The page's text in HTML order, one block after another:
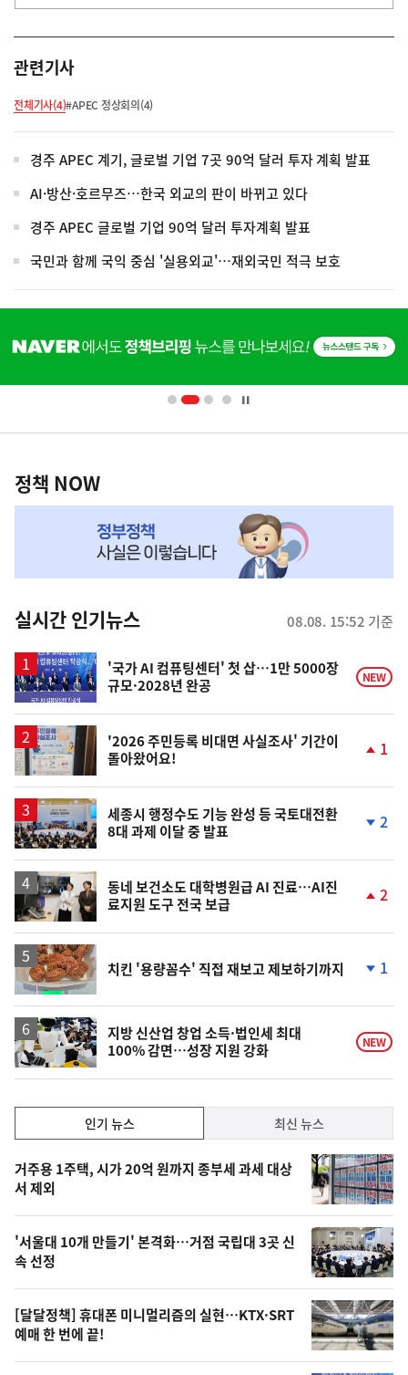
관련기사
전체기사(4)#APEC 정상회의(4)
경주 APEC 계기, 글로벌 기업 7곳 90억 달러 투자 계획 발표
AI·방산·호르무즈…한국 외교의 판이 바뀌고 있다
경주 APEC 글로벌 기업 90억 달러 투자계획 발표
국민과 함께 국익 중심 '실용외교'…재외국민 적극 보호
단
영
책
NOW,
뉴
스
정책 NOW
실시간 인기뉴스 08.08. 15:52 기준
'국가 AI 컴퓨팅센터' 첫 삽…1만 5000장
규모·2028년 완공
NEW
'2026 주민등록 비대면 사실조사' 기간이
돌아왔어요!
상
1
세종시 행정수도 기능 완성 등 국토대전환
8대 과제 이달 중 발표
하
2
동네 보건소도 대학병원급 AI 진료…AI진
료지원 도구 전국 보급
상
2
치킨 '용량꼼수' 직접 재보고 제보하기까지
하
락
1
지방 신산업 창업 소득·법인세 최대
100% 감면…성장 지원 강화
NEW
기,
최
신,
오
늘
의
영
상
인기 뉴스 최신 뉴스
인
기
뉴
스
거주용 1주택, 시가 20억 원까지 종부세 과세 대상
서 제외
'서울대 10개 만들기' 본격화…거점 국립대 3곳 신
속 선정
[달달정책] 휴대폰 미니멀리즘의 실현…KTX·SRT
예매 한 번에 끝!